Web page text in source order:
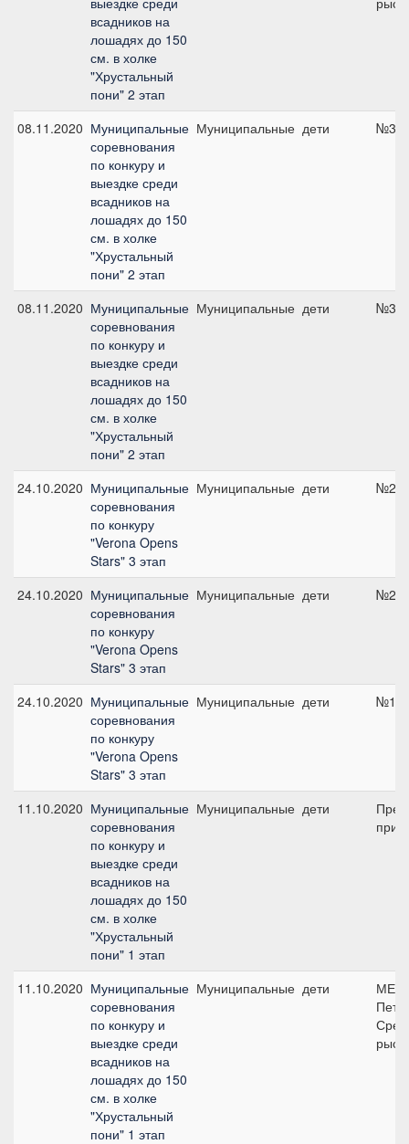
всадников на
лошадях до 150
см. в холке
"Хрустальный
пони" 2 этап
08.11.2020 Муниципальные
соревнования
по конкуру и
выездке среди
всадников на
лошадях до 150
см. в холке
"Хрустальный
пони" 2 этап
Муниципальные дети №3,
08.11.2020 Муниципальные
соревнования
по конкуру и
выездке среди
всадников на
лошадях до 150
см. в холке
"Хрустальный
пони" 2 этап
Муниципальные дети №3,
24.10.2020 Муниципальные
соревнования
по конкуру
"Verona Opens
Stars" 3 этап
Муниципальные дети №2,
24.10.2020 Муниципальные
соревнования
по конкуру
"Verona Opens
Stars" 3 этап
Муниципальные дети №2,
24.10.2020 Муниципальные
соревнования
по конкуру
"Verona Opens
Stars" 3 этап
Муниципальные дети №1,
11.10.2020 Муниципальные
соревнования
по конкуру и
выездке среди
всадников на
лошадях до 150
см. в холке
"Хрустальный
пони" 1 этап
Муниципальные дети
11.10.2020 Муниципальные
соревнования
по конкуру и
выездке среди
всадников на
лошадях до 150
см. в холке
"Хрустальный
пони" 1 этап
Муниципальные дети
МЕ